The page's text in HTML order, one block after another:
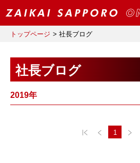
トップページ 社長ブログ
社長ブログ
2019年
1